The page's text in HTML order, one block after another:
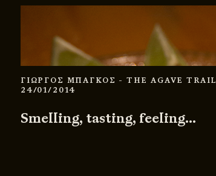
ΓΙΩΡΓΟΣ ΜΠΑΓΚΟΣ - THE AGAVE TRAIL
24/01/2014
Smelling, tasting, feeling…